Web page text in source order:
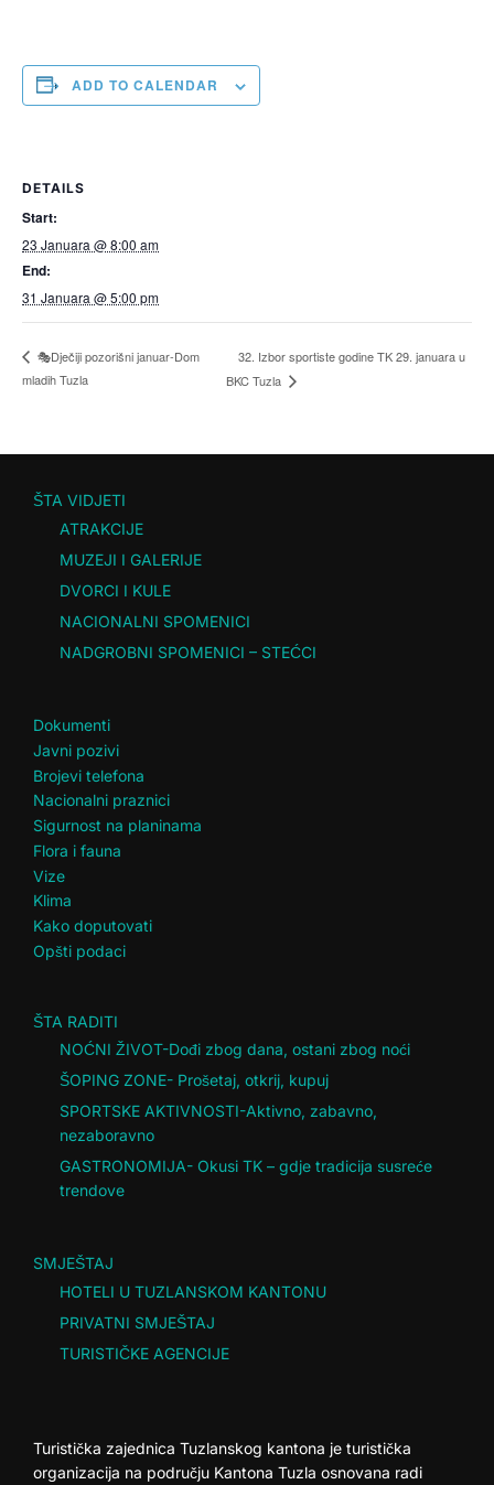
ADD TO CALENDAR
DETAILS
Start:
23 Januara @ 8:00 am
End:
31 Januara @ 5:00 pm
🎭Dječiji pozorišni januar-Dom
mladih Tuzla
32. Izbor sportiste godine TK 29. januara u
BKC Tuzla
ŠTA VIDJETI
ATRAKCIJE
MUZEJI I GALERIJE
DVORCI I KULE
NACIONALNI SPOMENICI
NADGROBNI SPOMENICI – STEĆCI
Dokumenti
Javni pozivi
Brojevi telefona
Nacionalni praznici
Sigurnost na planinama
Flora i fauna
Vize
Klima
Kako doputovati
Opšti podaci
ŠTA RADITI
NOĆNI ŽIVOT-Dođi zbog dana, ostani zbog noći
ŠOPING ZONE- Prošetaj, otkrij, kupuj
SPORTSKE AKTIVNOSTI-Aktivno, zabavno,
nezaboravno
GASTRONOMIJA- Okusi TK – gdje tradicija susreće
trendove
SMJEŠTAJ
HOTELI U TUZLANSKOM KANTONU
PRIVATNI SMJEŠTAJ
TURISTIČKE AGENCIJE
Turistička zajednica Tuzlanskog kantona je turistička
organizacija na području Kantona Tuzla osnovana radi